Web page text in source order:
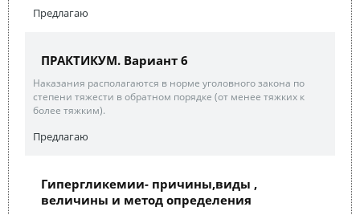
Предлагаю
ПРАКТИКУМ. Вариант 6
Наказания располагаются в норме уголовного закона по
степени тяжести в обратном порядке (от менее тяжких к
более тяжким).
Предлагаю
Гипергликемии- причины,виды ,
величины и метод определения